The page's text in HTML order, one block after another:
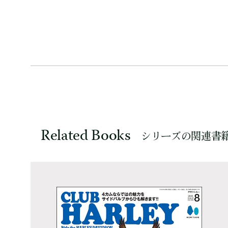
Related Books シリーズの関連書